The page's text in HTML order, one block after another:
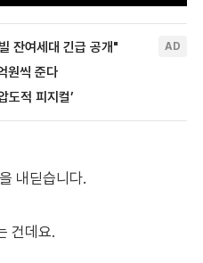
내딛습니다.
건데요.